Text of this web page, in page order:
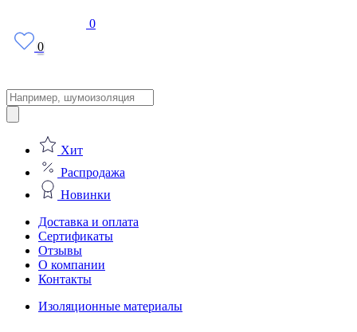
0
0
Поиск
товаров
Хит
Распродажа
Новинки
Доставка и оплата
Сертификаты
Отзывы
О компании
Контакты
Изоляционные материалы